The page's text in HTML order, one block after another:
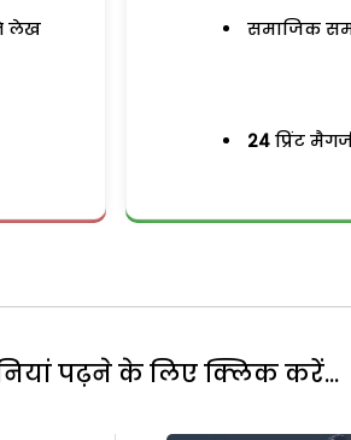
लेख समाजिक
24 प्रिंट
पढ़ने के लिए क्लिक करें...